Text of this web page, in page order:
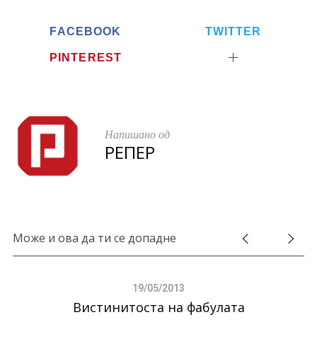
FACEBOOK TWITTER
PINTEREST
Напишано од
РЕПЕР
Може и ова да ти се допадне
19/05/2013
Вистинитоста на фабулата